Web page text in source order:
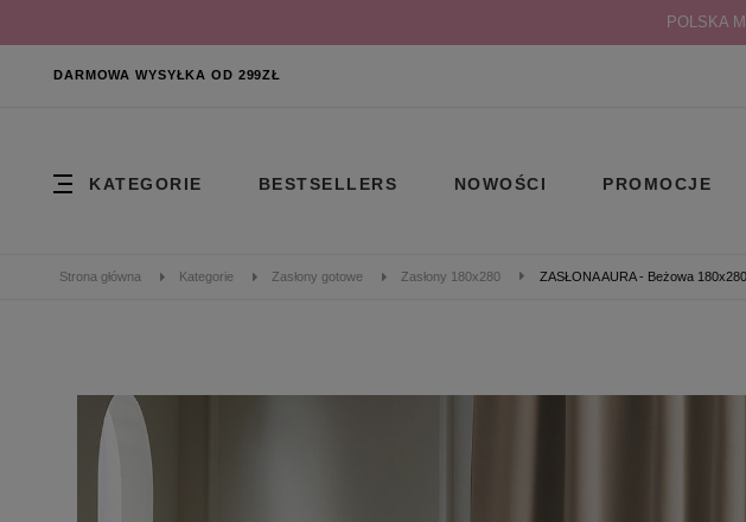
POLSKA
DARMOWA WYSYŁKA OD 299ZŁ
KATEGORIE BESTSELLERS NOWOŚCI PROMOCJE
Strona główna Kategorie Zasłony gotowe Zasłony 180x280 ZASŁONA AURA - Beżowa